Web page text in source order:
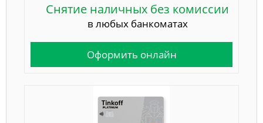
Снятие наличных без комиссии
в любых банкоматах
Оформить онлайн